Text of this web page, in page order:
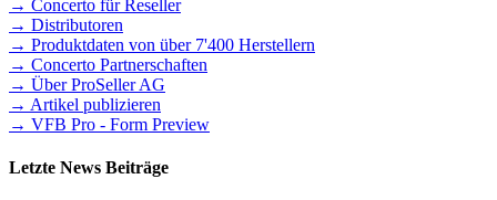
→ Concerto für Reseller
→ Distributoren
→ Produktdaten von über 7'400 Herstellern
→ Concerto Partnerschaften
→ Über ProSeller AG
→ Artikel publizieren
→ VFB Pro - Form Preview
Letzte News Beiträge